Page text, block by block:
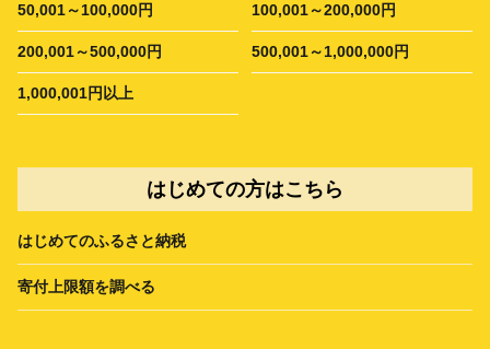
50,001～100,000円 100,001～200,000円
200,001～500,000円 500,001～1,000,000円
1,000,001円以上
はじめての方はこちら
はじめてのふるさと納税
寄付上限額を調べる